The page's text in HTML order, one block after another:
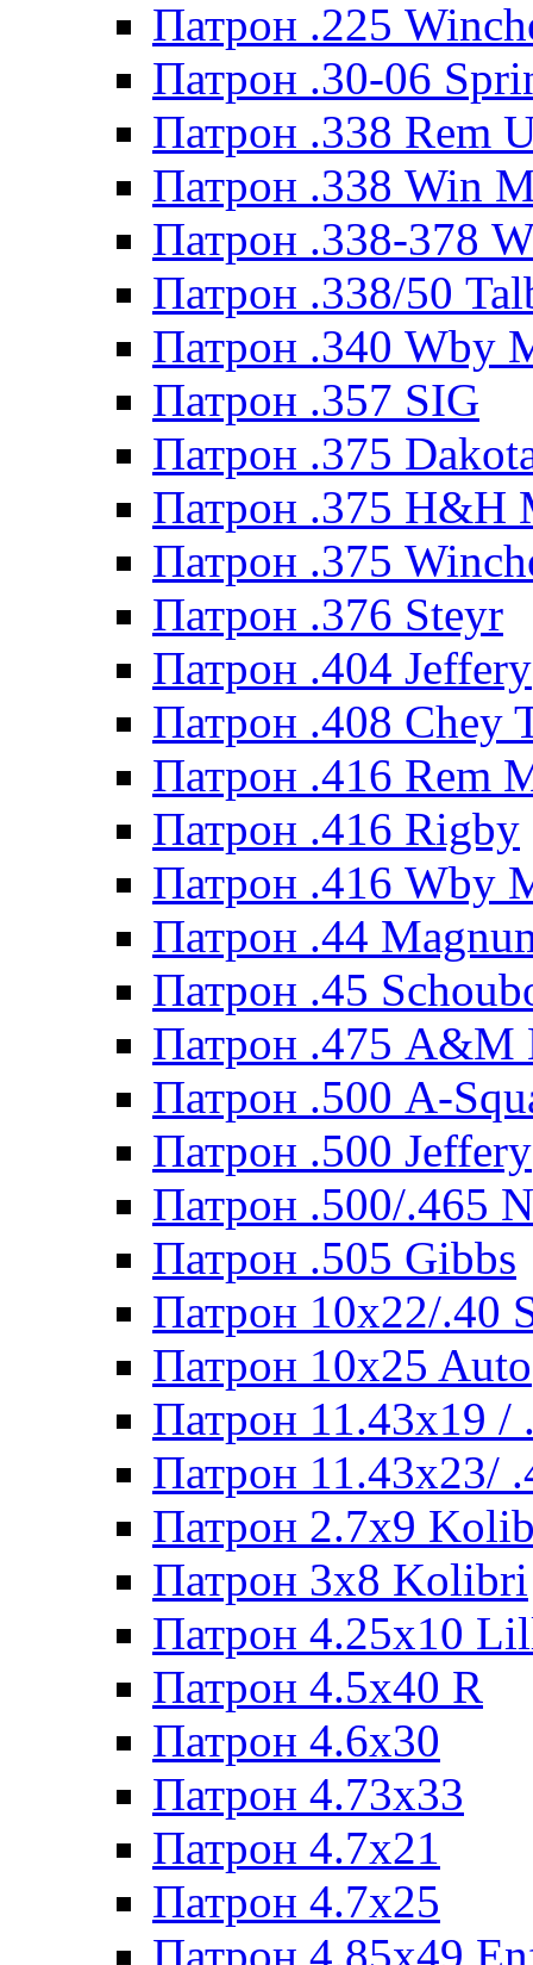
Патрон .225
Патрон .30-06
Патрон .338 Rem
Патрон .338 Win
Патрон .338-378
Патрон .338/50
Патрон .340 Wby
Патрон .357 SIG
Патрон .375
Патрон .375 H&H
Патрон .375
Патрон .376 Steyr
Патрон .404 Jeffery
Патрон .408 Chey
Патрон .416 Rem
Патрон .416 Rigby
Патрон .416 Wby
Патрон .44
Патрон .45
Патрон .475 A&M
Патрон .500 A-
Патрон .500 Jeffery
Патрон .500/.465
Патрон .505 Gibbs
Патрон 10x22/.40
Патрон 10x25 Auto
Патрон 11.43x19 /
Патрон 11.43x23/
Патрон 2.7x9
Патрон 3x8 Kolibri
Патрон 4.25x10
Патрон 4.5x40 R
Патрон 4.6x30
Патрон 4.73x33
Патрон 4.7x21
Патрон 4.7x25
Патрон 4.85x49